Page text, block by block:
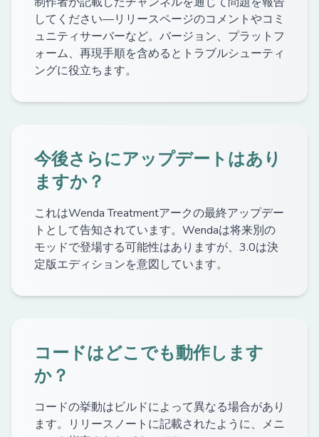
してください—リリースページのコメントやコミ
ュニティサーバーなど。バージョン、プラットフ
ォーム、再現手順を含めるとトラブルシューティ
ングに役立ちます。
今後さらにアップデートはあり
ますか？
これはWenda Treatmentアークの最終アップデー
トとして告知されています。Wendaは将来別の
モッドで登場する可能性はありますが、3.0は決
定版エディションを意図しています。
コードはどこでも動作します
か？
コードの挙動はビルドによって異なる場合があり
ます。リリースノートに記載されたように、メニ